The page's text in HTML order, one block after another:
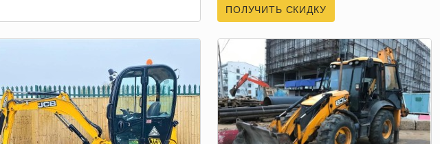
ПОЛУЧИТЬ СКИДКУ